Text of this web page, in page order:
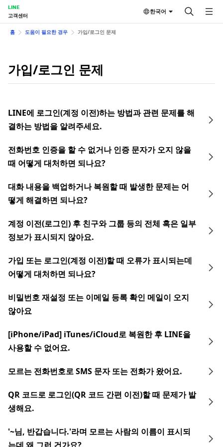
LINE
고객센터
한국어
홈 도움이 필요한 경우 가입/로그인 문제
가입/로그인 문제
LINE에 로그인(계정 이전)하는 방법과 관련 문제를 해
결하는 방법을 알려주세요.
전화번호 인증을 할 수 없거나 인증 문자가 오지 않을
때 어떻게 대처하면 되나요?
대화 내용을 백업하거나 복원할 때 발생한 문제는 어
떻게 해결하면 되나요?
계정 이전(로그인) 후 친구와 그룹 등의 전체 혹은 일부
정보가 표시되지 않아요.
가입 또는 로그인(계정 이전)할 때 오류가 표시되는데
어떻게 대처하면 되나요?
비밀번호 재설정 또는 이메일 등록 확인 메일이 오지
않아요
[iPhone/iPad] iTunes/iCloud로 복원한 후 LINE을
사용할 수 없어요.
모르는 전화번호로 SMS 문자 또는 전화가 왔어요.
QR 코드로 로그인(QR 코드 간편 이전)할 때 문제가 발
생해요.
'~님, 반갑습니다.'라며 모르는 사람의 이름이 표시되